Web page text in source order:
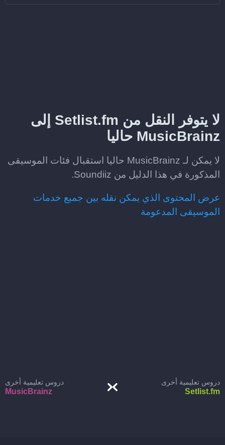
لا يتوفر النقل من Setlist.fm إلى
MusicBrainz حاليا
لا يمكن لـ MusicBrainz حاليا استقبال فئات الموسيقى
المذكورة في هذا الدليل من Soundiiz.
عرض المحتوى الذي يمكن نقله بين جميع خدمات
الموسيقى المدعومة
دروس تعليمية أخرى
Setlist.fm
دروس تعليمية أخرى
MusicBrainz